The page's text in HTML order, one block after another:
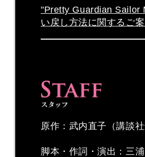
"Pretty Guardian Sailor
い戻し方法に関するご
原作：武内直子（講談社
脚本・作詞・演出：三